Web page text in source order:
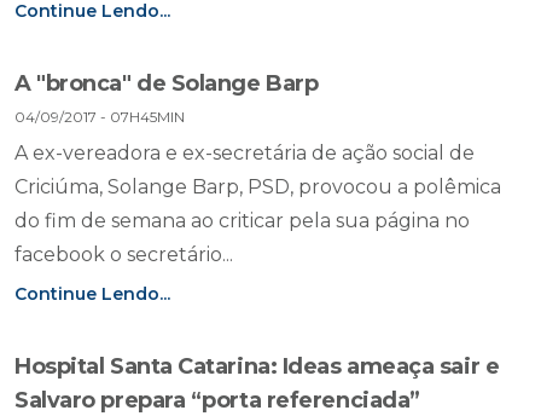
Continue Lendo...
A "bronca" de Solange Barp
04/09/2017 - 07H45MIN
A ex-vereadora e ex-secretária de ação social de
Criciúma, Solange Barp, PSD, provocou a polêmica
do fim de semana ao criticar pela sua página no
facebook o secretário...
Continue Lendo...
Hospital Santa Catarina: Ideas ameaça sair e
Salvaro prepara “porta referenciada”